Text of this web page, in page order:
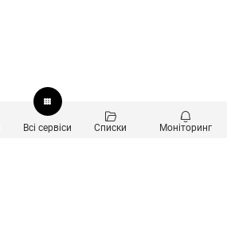
Всі сервіси Списки Моніторинг